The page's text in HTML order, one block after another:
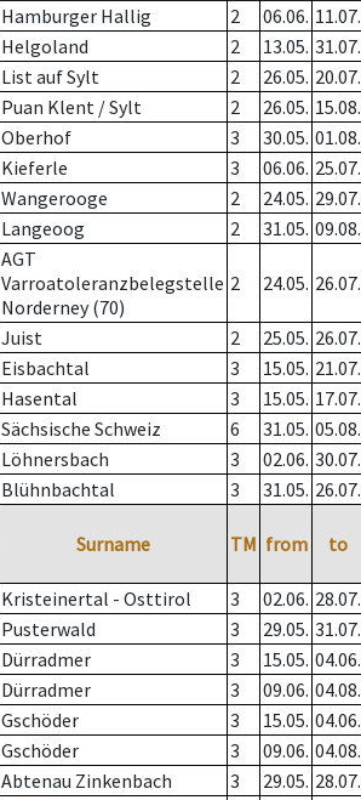
Hamburger Hallig 2 06.06. 11.07.
Helgoland 2 13.05. 31.07.
List auf Sylt 2 26.05. 20.07.
Puan Klent / Sylt 2 26.05. 15.08.
Oberhof 3 30.05. 01.08.
Kieferle 3 06.06. 25.07.
Wangerooge 2 24.05. 29.07.
Langeoog 2 31.05. 09.08.
AGT
Varroatoleranzbelegstelle
Norderney (70)
2 24.05. 26.07.
Juist 2 25.05. 26.07.
Eisbachtal 3 15.05. 21.07.
Hasental 3 15.05. 17.07.
Sächsische Schweiz 6 31.05. 05.08.
Löhnersbach 3 02.06. 30.07.
Blühnbachtal 3 31.05. 26.07.
Surname TM from to
Kristeinertal - Osttirol 3 02.06. 28.07.
Pusterwald 3 29.05. 31.07.
Dürradmer 3 15.05. 04.06.
Dürradmer 3 09.06. 04.08.
Gschöder 3 15.05. 04.06.
Gschöder 3 09.06. 04.08.
Abtenau Zinkenbach 3 29.05. 28.07.